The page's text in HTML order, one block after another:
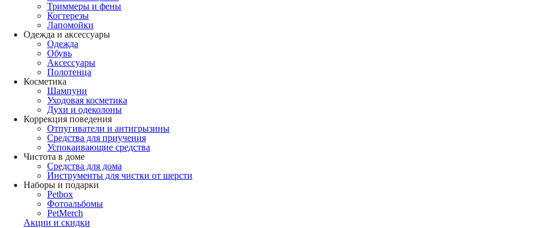
Триммеры и фены
Когтерезы
Лапомойки
Одежда и аксессуары
Одежда
Обувь
Аксессуары
Полотенца
Косметика
Шампуни
Уходовая косметика
Духи и одеколоны
Коррекция поведения
Отпугиватели и антигрызины
Средства для приучения
Успокаивающие средства
Чистота в доме
Средства для дома
Инструменты для чистки от шерсти
Наборы и подарки
Petbox
Фотоальбомы
PetMerch
Акции и скидки